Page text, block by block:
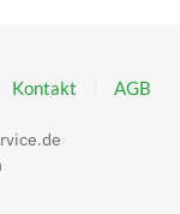
Kontakt AGB